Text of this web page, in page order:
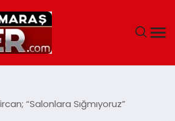
“Salonlara Sığmıyoruz”